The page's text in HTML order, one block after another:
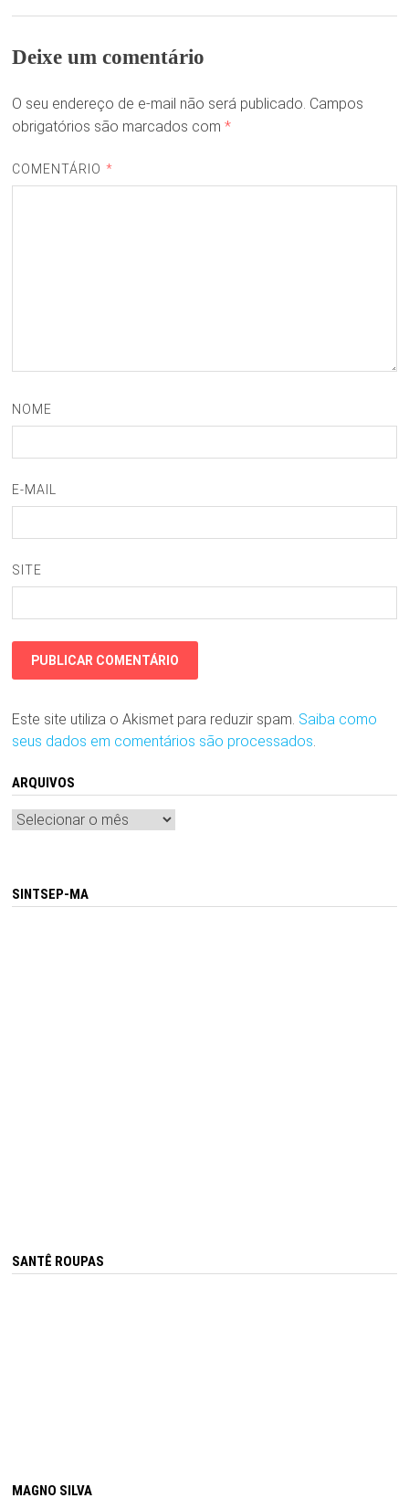
Deixe um comentário
O seu endereço de e-mail não será publicado. Campos
obrigatórios são marcados com *
COMENTÁRIO *
NOME
E-MAIL
SITE
Este site utiliza o Akismet para reduzir spam. Saiba como
seus dados em comentários são processados.
ARQUIVOS
Arquivos
SINTSEP-MA
SANTÊ ROUPAS
MAGNO SILVA